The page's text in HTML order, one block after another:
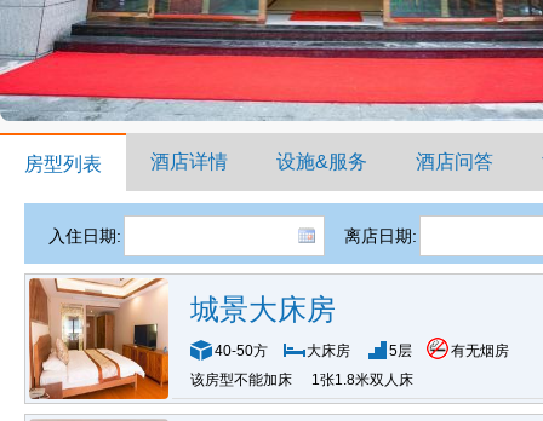
房型列表 酒店详情 设施&服务 酒店问答
入住日期: 离店日期:
城景大床房
40-50方 大床房 5层
有无烟房
该房型不能加床
1张1.8米双人床